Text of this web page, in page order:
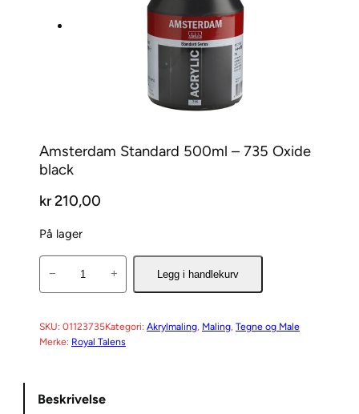
Amsterdam Standard 500ml – 735 Oxide
black
kr210,00
På lager
t
e
a
− + Legg i handlekurv
SKU: 01123735Kategori: Akrylmaling, Maling, Tegne og Male
Merke: Royal Talens
Beskrivelse